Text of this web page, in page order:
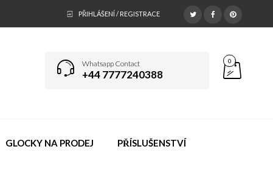
PŘIHLÁŠENÍ / REGISTRACE
Whatsapp Contact
+44 7777240388
0
GLOCKY NA PRODEJ PŘÍSLUŠENSTVÍ